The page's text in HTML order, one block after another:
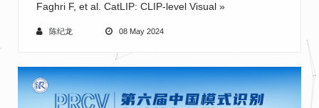
Faghri F, et al. CatLIP: CLIP-level Visual »
陈纪龙 08 May 2024